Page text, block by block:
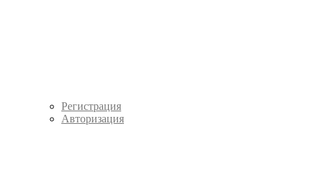
Регистрация
Авторизация